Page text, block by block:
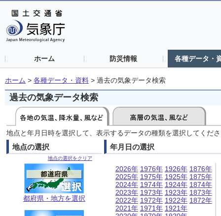
ホーム 防災情報 各種データ・
ホーム > 各種データ・資料 > 過去の気象データ検索
過去の気象データ検索
地点と年月日時を選択して、表示するデータの種類を選択してくだ
地点の選択
地点の選択をクリア
都府県・地方を選択
年月日の選択
2026年
2025年
2024年
2023年
2022年
2021年
1976年
1975年
1974年
1973年
1972年
1971年
1926年
1925年
1924年
1923年
1922年
1921年
1876年
1875年
1874年
1873年
1872年